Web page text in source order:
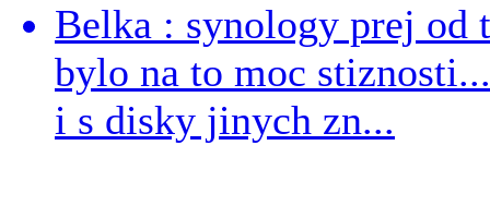
Belka : synology prej od
bylo na to moc
i s disky jinych zn...